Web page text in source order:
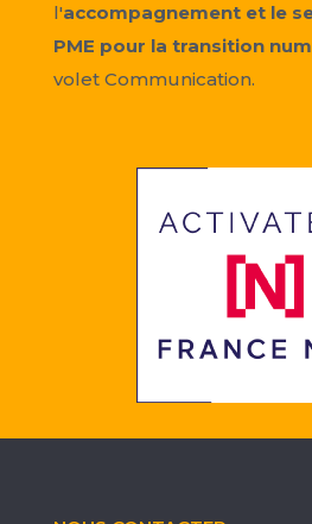
l'accompagnement et le
PME pour la transition
volet Communication.